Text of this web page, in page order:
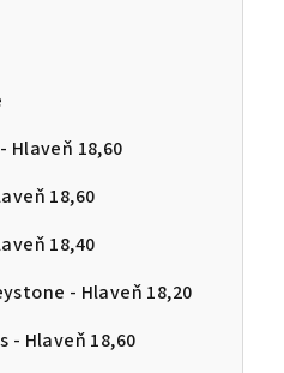
Hlaveň 18,60
18,60
18,40
- Hlaveň 18,20
- Hlaveň 18,60